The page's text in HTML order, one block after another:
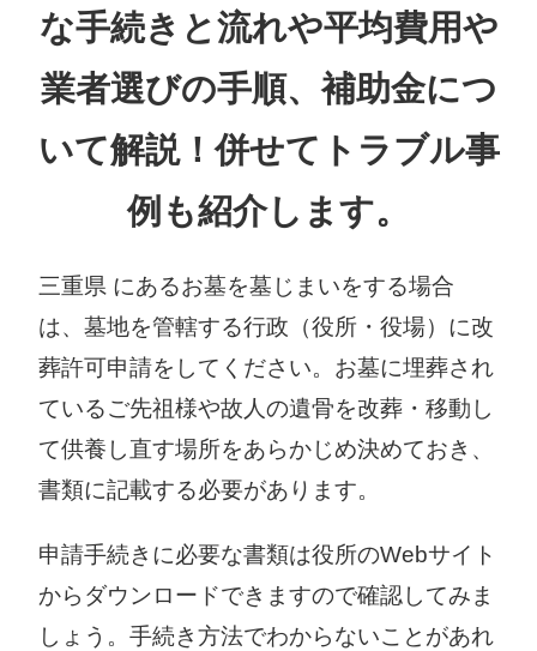
な手続きと流れや平均費用や
業者選びの手順、補助金につ
いて解説！併せてトラブル事
例も紹介します。
三重県 にあるお墓を墓じまいをする場合
は、墓地を管轄する行政（役所・役場）に改
葬許可申請をしてください。お墓に埋葬され
ているご先祖様や故人の遺骨を改葬・移動し
て供養し直す場所をあらかじめ決めておき、
書類に記載する必要があります。
申請手続きに必要な書類は役所のWebサイト
からダウンロードできますので確認してみま
しょう。手続き方法でわからないことがあれ